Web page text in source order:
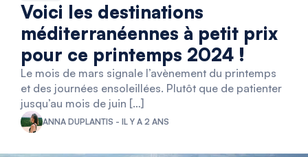
Voici les destinations
méditerranéennes à petit prix
pour ce printemps 2024 !
Le mois de mars signale l’avènement du printemps
et des journées ensoleillées. Plutôt que de patienter
jusqu’au mois de juin […]
ANNA DUPLANTIS - IL Y A 2 ANS